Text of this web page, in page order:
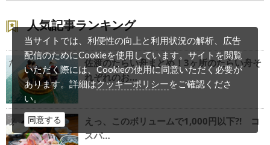
人気記事ランキング
1
佐渡のたらい舟まとめ！3ヶ所のたらい舟そ
れぞれのお…
2
えっ、このボリュームで1,000円以下?! コ
スパ…
当サイトでは、利便性の向上と利用状況の解析、広告
配信のためにCookieを使用しています。サイトを閲覧
いただく際には、Cookieの使用に同意いただく必要が
あります。詳細はクッキーポリシーをご確認くださ
い。
同意する